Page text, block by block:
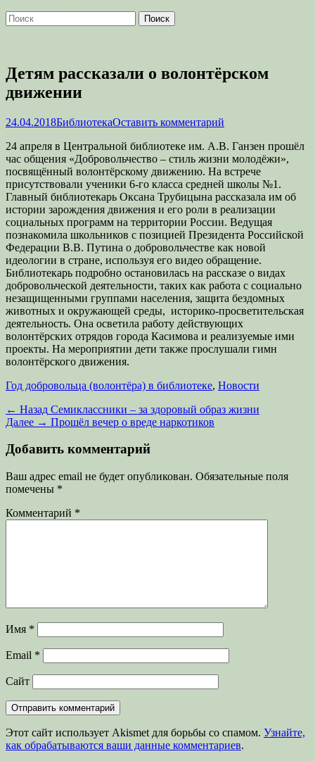
Поиск
Найти:
Детям рассказали о волонтёрском
движении
Опубликовано
24.04.2018Автор
БиблиотекаОставить комментарий
24 апреля в Центральной библиотеке им. А.В. Ганзен прошёл
час общения «Добровольчество – стиль жизни молодёжи»,
посвящённый волонтёрскому движению. На встрече
присутствовали ученики 6-го класса средней школы №1.
Главный библиотекарь Оксана Трубицына рассказала им об
истории зарождения движения и его роли в реализации
социальных программ на территории России. Ведущая
познакомила школьников с позицией Президента Российской
Федерации В.В. Путина о добровольчестве как новой
идеологии в стране, используя его видео обращение.
Библиотекарь подробно остановилась на рассказе о видах
добровольческой деятельности, таких как работа с социально
незащищенными группами населения, защита бездомных
животных и окружающей среды, историко-просветительская
деятельность. Она осветила работу действующих
волонтёрских отрядов города Касимова и реализуемые ими
проекты. На мероприятии дети также прослушали гимн
волонтёрского движения.
Категории
Год добровольца (волонтёра) в библиотеке, Новости
Навигация
по
записям
← Назад Предыдущая
запись:
Семиклассники – за здоровый образ жизни
Далее → Следующая
Прошёл вечер о вреде наркотиков
Добавить комментарий
Ваш адрес email не будет опубликован. Обязательные поля
помечены *
Комментарий *
Имя *
Email *
Сайт
Этот сайт использует Akismet для борьбы со спамом. Узнайте,
как обрабатываются ваши данные комментариев.